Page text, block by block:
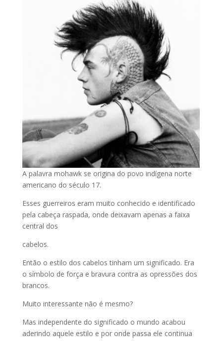
A palavra mohawk se origina do povo indígena norte
americano do século 17.
Esses guerreiros eram muito conhecido e identificado
pela cabeça raspada, onde deixavam apenas a faixa
central dos
cabelos.
Então o estilo dos cabelos tinham um significado. Era
o símbolo de força e bravura contra as opressões dos
brancos.
Muito interessante não é mesmo?
Mas independente do significado o mundo acabou
aderindo aquele estilo e por onde passa ele continua